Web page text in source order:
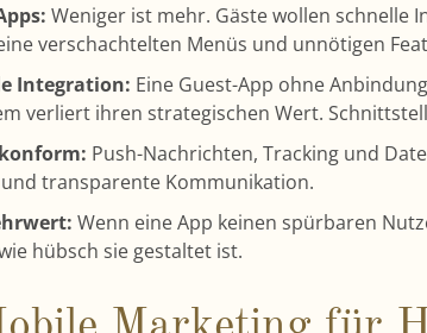
Weniger ist mehr. Gäste wollen schnelle
verschachtelten Menüs und unnötigen
Integration: Eine Guest-App ohne
verliert ihren strategischen Wert.
Push-Nachrichten, Tracking und
transparente Kommunikation.
Wenn eine App keinen spürbaren
hübsch sie gestaltet ist.